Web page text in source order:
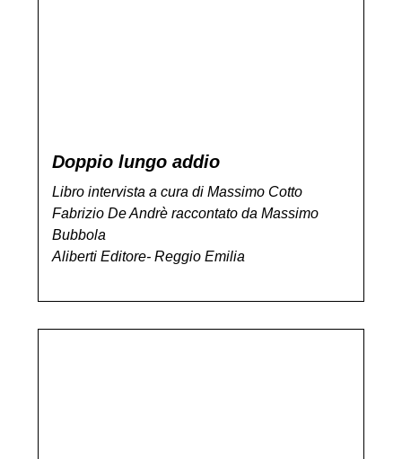
Doppio lungo addio
Libro intervista a cura di Massimo Cotto
Fabrizio De Andrè raccontato da Massimo
Bubbola
Aliberti Editore- Reggio Emilia